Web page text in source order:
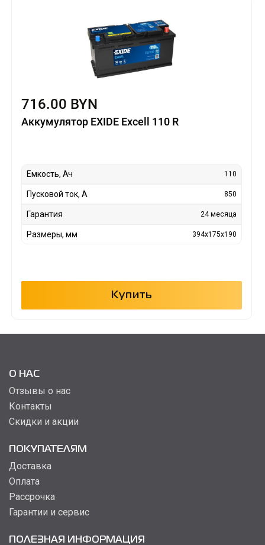
716.00 BYN
Аккумулятор EXIDE Excell 110 R
Емкость, Ач 110
Пусковой ток, А 850
Гарантия 24 месяца
Размеры, мм 394x175x190
Купить
О НАС
Отзывы о нас
Контакты
Скидки и акции
ПОКУПАТЕЛЯМ
Доставка
Оплата
Рассрочка
Гарантии и сервис
ПОЛЕЗНАЯ ИНФОРМАЦИЯ